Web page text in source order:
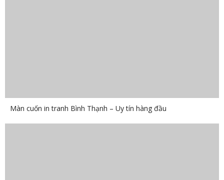
Màn cuốn in tranh Bình Thạnh – Uy tín hàng đầu